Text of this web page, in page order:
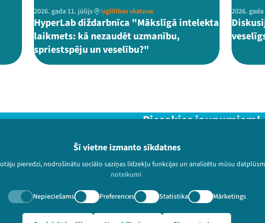
Šī vietne izmanto sīkdatnes
pieredzi, nodrošinātu sociālo saziņas līdzekļu funkcijas un analizētu mūsu
noteikumi
Nepieciešams Preferences Statistika Mārketings
2026. gada 11. jūlijs Izglītības skatuve
HyperLab diždarbnīca "Mākslīgā intelekta
laikmets: kā nezaudēt uzmanību,
spriestspēju un veselību?"
2026.
paturētas.
Piesakies jaunumiem!
Nepalaid garām aktuālāko